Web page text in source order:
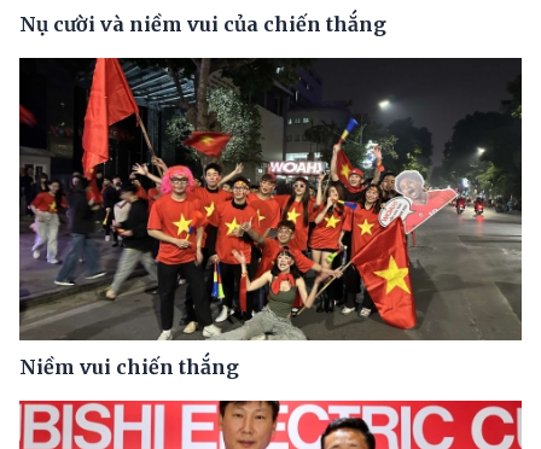
Nụ cười và niềm vui của chiến thắng
Niềm vui chiến thắng